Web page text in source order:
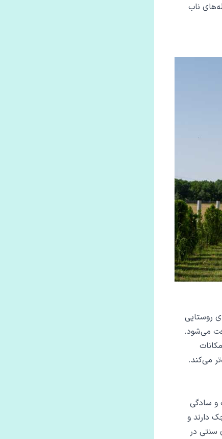
ناب
روستایی
می‌شود.
می‌کند.
و سادگی
دارند و
سنتی در